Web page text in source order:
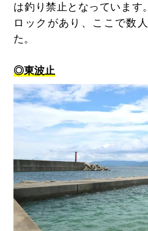
は釣り禁止となっています
ロックがあり、ここで数
た。
◎東波止